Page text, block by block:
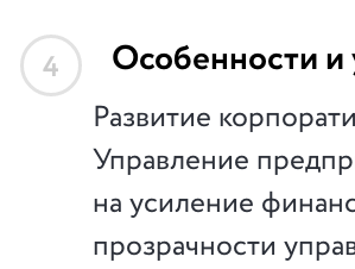
4 Особенности и
Развитие
Управление
на усиление
прозрачности